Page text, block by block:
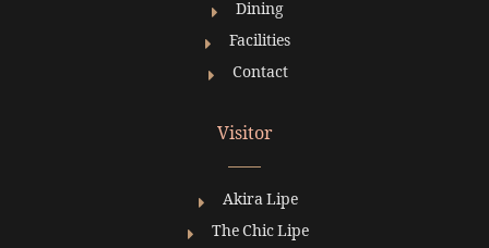
Dining
Facilities
Contact
Visitor
Akira Lipe
The Chic Lipe